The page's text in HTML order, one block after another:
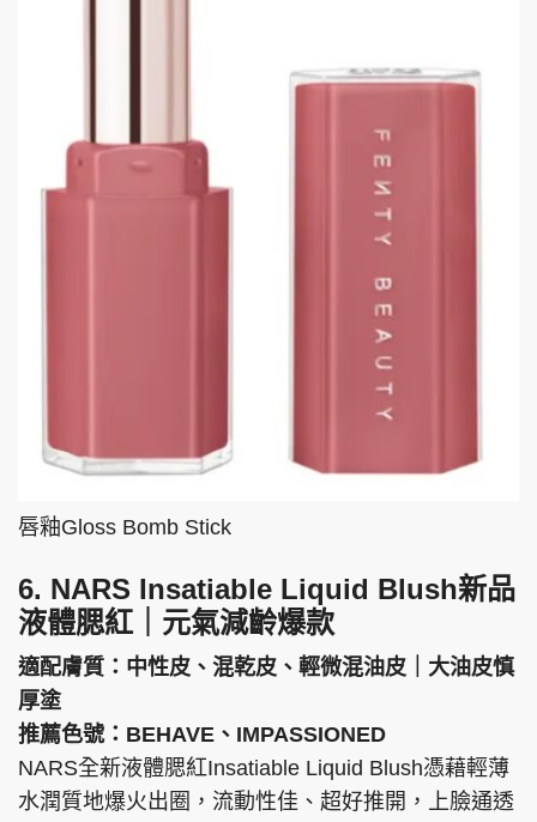
唇釉Gloss Bomb Stick
6. NARS Insatiable Liquid Blush新品
液體腮紅｜元氣減齡爆款
適配膚質：中性皮、混乾皮、輕微混油皮｜大油皮慎
厚塗
推薦色號：BEHAVE、IMPASSIONED
NARS全新液體腮紅Insatiable Liquid Blush憑藉輕薄
水潤質地爆火出圈，流動性佳、超好推開，上臉通透